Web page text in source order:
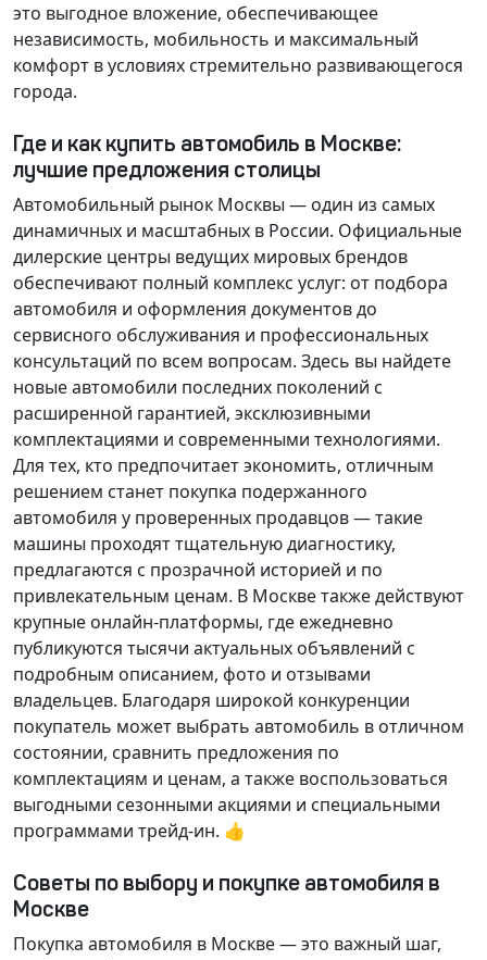
это выгодное вложение, обеспечивающее
независимость, мобильность и максимальный
комфорт в условиях стремительно развивающегося
города.
Где и как купить автомобиль в Москве:
лучшие предложения столицы
Автомобильный рынок Москвы — один из самых
динамичных и масштабных в России. Официальные
дилерские центры ведущих мировых брендов
обеспечивают полный комплекс услуг: от подбора
автомобиля и оформления документов до
сервисного обслуживания и профессиональных
консультаций по всем вопросам. Здесь вы найдете
новые автомобили последних поколений с
расширенной гарантией, эксклюзивными
комплектациями и современными технологиями.
Для тех, кто предпочитает экономить, отличным
решением станет покупка подержанного
автомобиля у проверенных продавцов — такие
машины проходят тщательную диагностику,
предлагаются с прозрачной историей и по
привлекательным ценам. В Москве также действуют
крупные онлайн-платформы, где ежедневно
публикуются тысячи актуальных объявлений с
подробным описанием, фото и отзывами
владельцев. Благодаря широкой конкуренции
покупатель может выбрать автомобиль в отличном
состоянии, сравнить предложения по
комплектациям и ценам, а также воспользоваться
выгодными сезонными акциями и специальными
программами трейд-ин. 👍
Советы по выбору и покупке автомобиля в
Москве
Покупка автомобиля в Москве — это важный шаг,